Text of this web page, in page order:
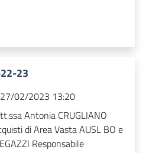
23
27/02/2023 13:20
Antonia CRUGLIANO
di Area Vasta AUSL BO e
Responsabile